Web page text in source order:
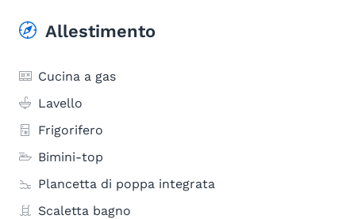
Allestimento
Cucina a gas
Lavello
Frigorifero
Bimini-top
Plancetta di poppa integrata
Scaletta bagno